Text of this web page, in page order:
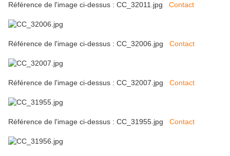
Référence de l'image ci-dessus : CC_32011.jpg Contact
Référence de l'image ci-dessus : CC_32006.jpg Contact
Référence de l'image ci-dessus : CC_32007.jpg Contact
Référence de l'image ci-dessus : CC_31955.jpg Contact